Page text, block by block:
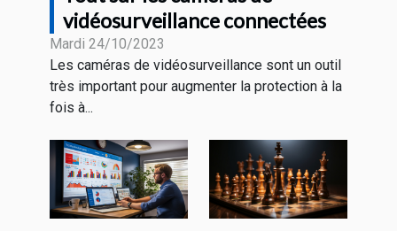
vidéosurveillance connectées
Mardi 24/10/2023
Les caméras de vidéosurveillance sont un outil
très important pour augmenter la protection à la
fois à...